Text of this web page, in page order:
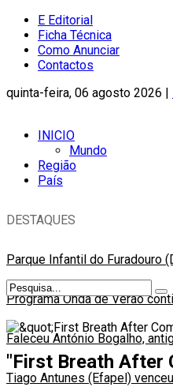
E Editorial
Ficha Técnica
Como Anunciar
Contactos
quinta-feira, 06 agosto 2026 |
INICIO
Mundo
Região
País
DESTAQUES
Parque Infantil do Furadouro
Programa Onda de Verão
Faleceu António Bogalho,
Tiago Antunes (Efapel)
"First Breath After